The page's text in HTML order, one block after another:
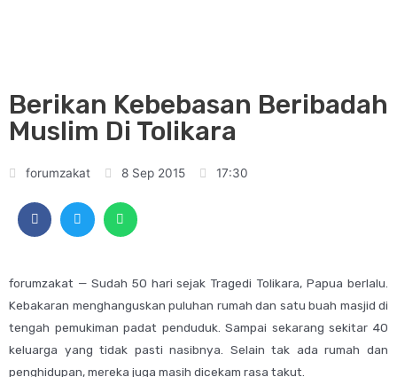
Berikan Kebebasan Beribadah
Muslim Di Tolikara
forumzakat 8 Sep 2015 17:30
forumzakat — Sudah 50 hari sejak Tragedi Tolikara, Papua berlalu.
Kebakaran menghanguskan puluhan rumah dan satu buah masjid di
tengah pemukiman padat penduduk. Sampai sekarang sekitar 40
keluarga yang tidak pasti nasibnya. Selain tak ada rumah dan
penghidupan, mereka juga masih dicekam rasa takut.